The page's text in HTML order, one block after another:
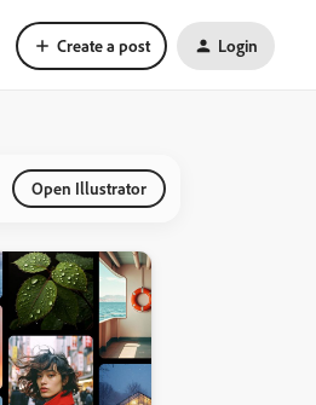
Create a post Login
Open Illustrator